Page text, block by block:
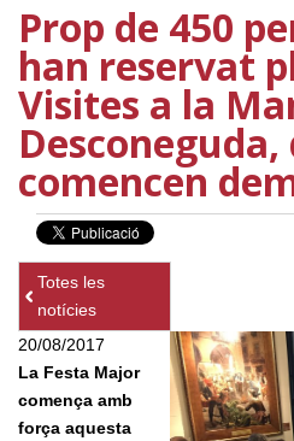
Prop de 450
han reservat
Visites a la
Desconeguda,
comencen
Totes les
notícies
20/08/2017
La Festa Major
comença amb
força aquesta